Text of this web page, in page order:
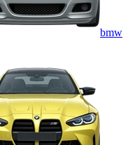
bmw